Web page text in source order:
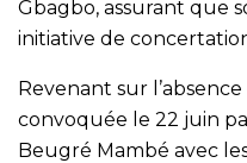
Gbagbo, assurant que
initiative de
Revenant sur
convoquée le 22 juin
Beugré Mambé avec